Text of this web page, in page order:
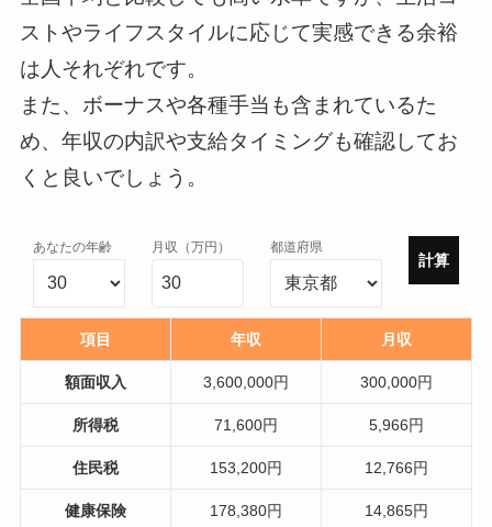
ストやライフスタイルに応じて実感できる余裕
は人それぞれです。
また、ボーナスや各種手当も含まれているた
め、年収の内訳や支給タイミングも確認してお
くと良いでしょう。
あなたの年齢 月収（万円） 都道府県
計算
項目 年収 月収
額面収入 3,600,000円 300,000円
所得税 71,600円 5,966円
住民税 153,200円 12,766円
健康保険 178,380円 14,865円